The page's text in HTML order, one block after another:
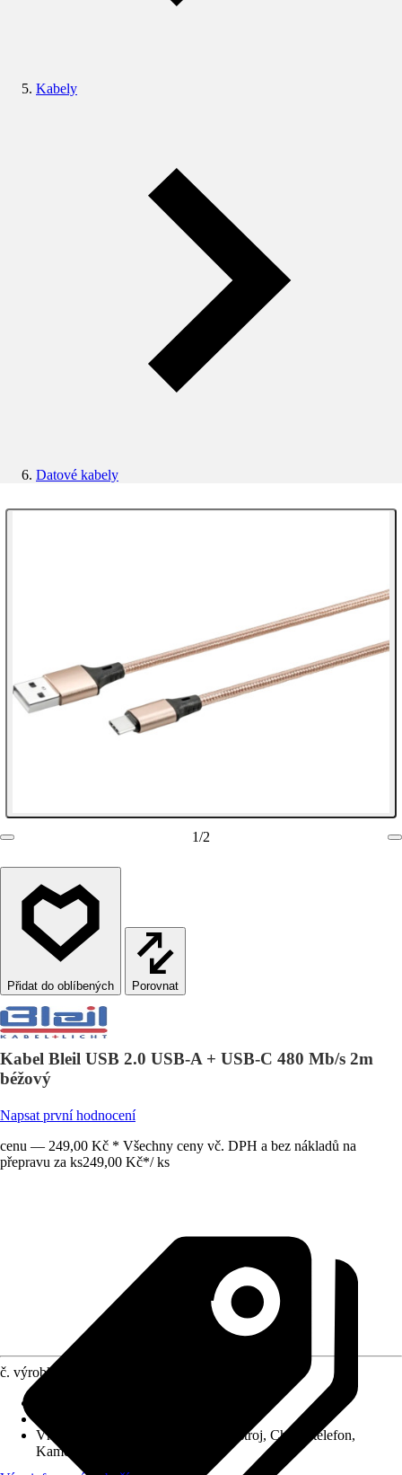
Kabely
Datové kabely
1/2
Porovnat
Kabel Bleil USB 2.0 USB-A + USB-C 480 Mb/s 2m
béžový
Napsat první hodnocení
cenu — 249,00 Kč * Všechny ceny vč. DPH a bez nákladů na
přepravu za ks249,00 Kč*/ ks
č. výrobku
Vhodné pro
Notebook, Mobilní přístroj, Chytrý telefon,
Kamera, MP3 přehrávač